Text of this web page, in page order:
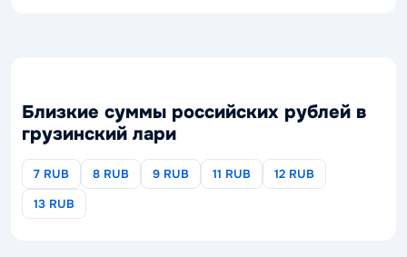
Близкие суммы российских рублей в
грузинский лари
7 RUB 8 RUB 9 RUB 11 RUB
12 RUB
13 RUB